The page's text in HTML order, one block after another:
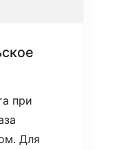
при
Для